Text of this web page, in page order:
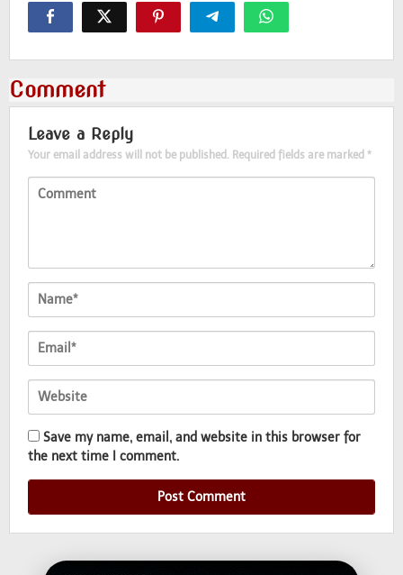
Comment
Leave a Reply
Your email address will not be published. Required fields are marked *
Save my name, email, and website in this browser for
the next time I comment.